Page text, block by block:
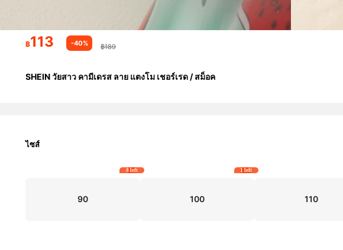
฿113 -40% ฿189
SHEIN วัยสาว คามีเดรส ลาย แตงโม เชอร์เรด / สม็อค
ไซส์
90
8 left
100
1 left
110